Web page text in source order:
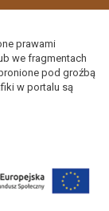
prawami
we fragmentach
pod groźbą
w portalu są